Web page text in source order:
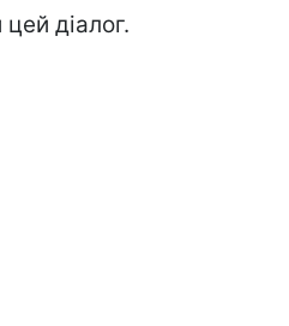
діалог.